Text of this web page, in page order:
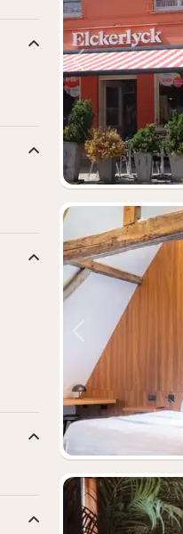
Vorige foto
Vorige foto